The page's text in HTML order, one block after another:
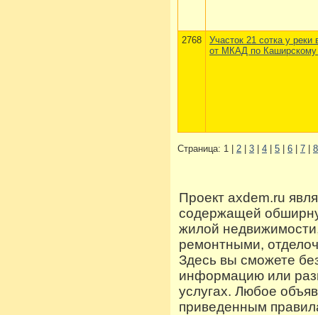
2768
Участок 21 сотка у реки
от МКАД по
Страница: 1 | 2 3 4 5 6 7 8
Проект axdem.ru
содержащей
жилой
ремонтными,
Здесь вы сможете
информацию или
услугах. Любое
приведенным